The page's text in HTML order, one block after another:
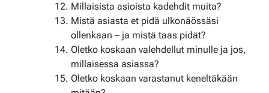
Millaisista asioista kadehdit muita?
Mistä asiasta et pidä ulkonäössäsi
ollenkaan – ja mistä taas pidät?
Oletko koskaan valehdellut minulle ja jos,
millaisessa asiassa?
Oletko koskaan varastanut keneltäkään